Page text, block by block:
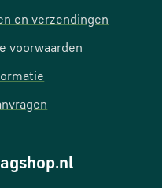
en verzendingen
voorwaarden